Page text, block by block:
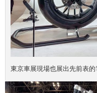
東京車展現場也展出先前表